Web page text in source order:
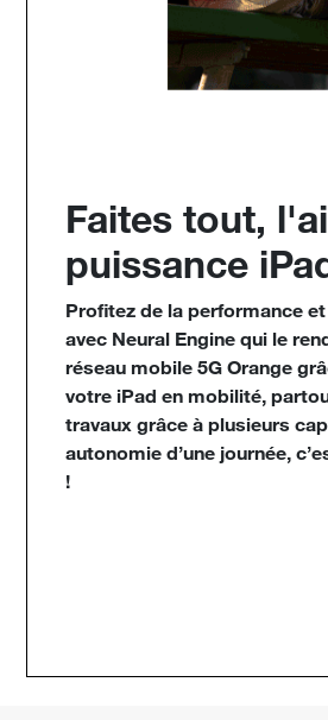
Faites tout,
puissance
Profitez de la performance
avec Neural Engine qui le
réseau mobile 5G Orange
votre iPad en mobilité,
travaux grâce à plusieurs
autonomie d’une journée,
!